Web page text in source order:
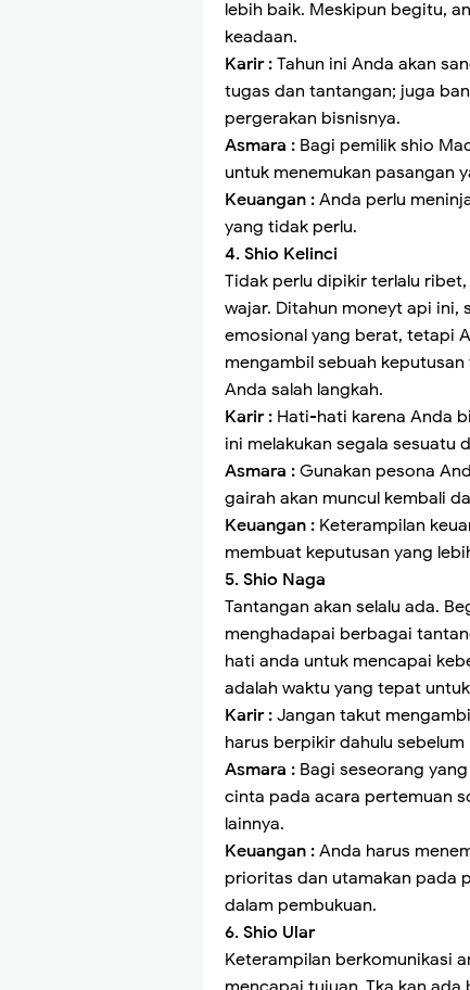
lebih baik. Meskipun begitu,
keadaan.
Karir : Tahun ini Anda akan
tugas dan tantangan; juga
pergerakan bisnisnya.
Asmara : Bagi pemilik shio
untuk menemukan pasangan
Keuangan : Anda perlu
yang tidak perlu.
4. Shio Kelinci
Tidak perlu dipikir terlalu
wajar. Ditahun moneyt api ini,
emosional yang berat, tetapi
mengambil sebuah
Anda salah langkah.
Karir : Hati-hati karena Anda
ini melakukan segala sesuatu
Asmara : Gunakan pesona
gairah akan muncul kembali
Keuangan : Keterampilan
membuat keputusan yang
5. Shio Naga
Tantangan akan selalu ada.
menghadapai berbagai
hati anda untuk mencapai
adalah waktu yang tepat
Karir : Jangan takut
harus berpikir dahulu
Asmara : Bagi seseorang
cinta pada acara pertemuan
lainnya.
Keuangan : Anda harus
prioritas dan utamakan pada
dalam pembukuan.
6. Shio Ular
Keterampilan berkomunikasi